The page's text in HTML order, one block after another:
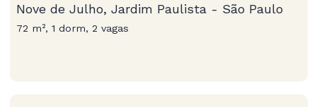
Nove de Julho, Jardim Paulista - São Paulo
72 m², 1 dorm, 2 vagas